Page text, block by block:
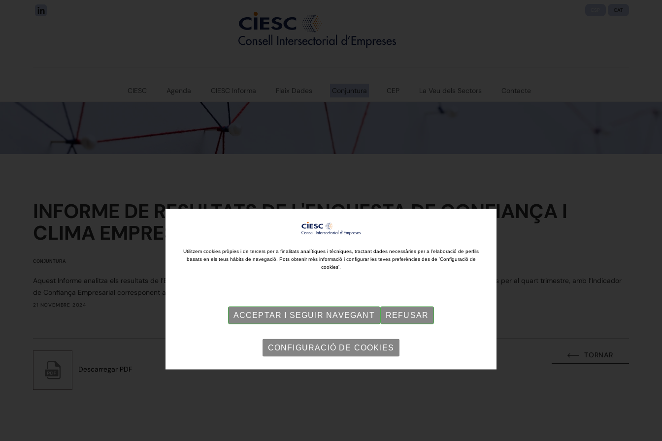
CAT
CIESC Agenda CIESC Informa Flaix Dades Conjuntura CEP La Veu dels Sectors Contacte
INFORME DE RESULTATS DE L'ENQUESTA DE CONFIANÇA I
CLIMA EMPRESARIAL. 3r Trimestre de 2024
CONJUNTURA
Aquest Informe analitza els resultats de l’Enquesta de Clima Empresarial referents a les valoracions del tercer trimestre de 2024 i les expectatives per al quart trimestre, amb l’Indicador
de Confiança Empresarial corresponent al quart trimestre de 2024.
21 NOVEMBRE 2024
Descarregar PDF
TORNAR
Utilitzem cookies pròpies i de tercers per a finalitats analítiques i tècniques, tractant dades necessàries per a l'elaboració de perfils
basats en els teus hàbits de navegació. Pots obtenir més informació i configurar les teves preferències des de 'Configuració de
cookies'.
ACCEPTAR I SEGUIR NAVEGANT REFUSAR
CONFIGURACIÓ DE COOKIES